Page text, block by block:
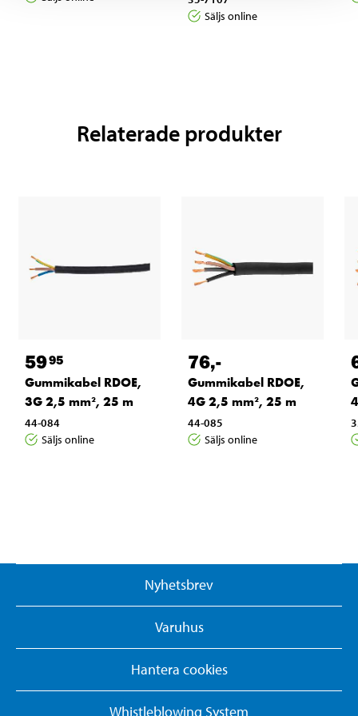
Säljs online
Relaterade produkter
5995
Gummikabel RDOE,
3G 2,5 mm², 25 m
44-084
Säljs online
76,-
Gummikabel RDOE,
4G 2,5 mm², 25 m
44-085
Säljs online
Nyhetsbrev
Varuhus
Hantera cookies
Whistleblowing System